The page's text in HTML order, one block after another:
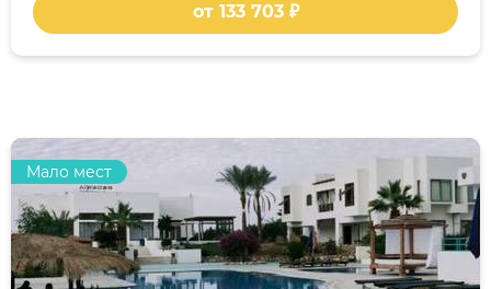
от 133 703 ₽
Мало мест